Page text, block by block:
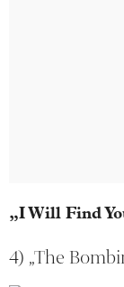
„I Will Find
4) „The